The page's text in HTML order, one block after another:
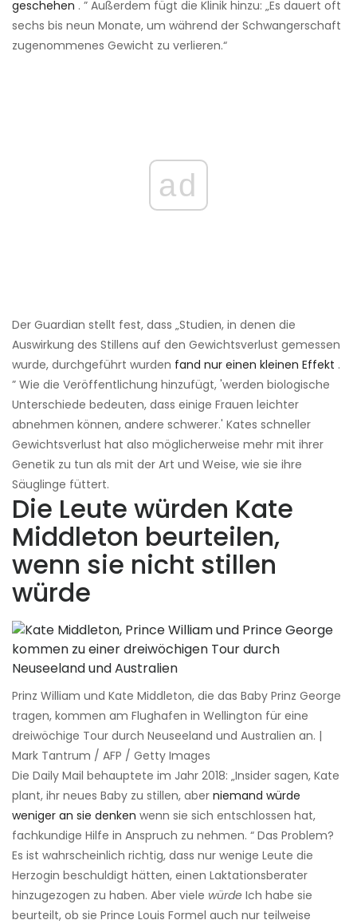
geschehen . ” Außerdem fügt die Klinik hinzu: „Es dauert oft
sechs bis neun Monate, um während der Schwangerschaft
zugenommenes Gewicht zu verlieren.“
ad
Der Guardian stellt fest, dass „Studien, in denen die
Auswirkung des Stillens auf den Gewichtsverlust gemessen
wurde, durchgeführt wurden fand nur einen kleinen Effekt .
” Wie die Veröffentlichung hinzufügt, 'werden biologische
Unterschiede bedeuten, dass einige Frauen leichter
abnehmen können, andere schwerer.' Kates schneller
Gewichtsverlust hat also möglicherweise mehr mit ihrer
Genetik zu tun als mit der Art und Weise, wie sie ihre
Säuglinge füttert.
Die Leute würden Kate
Middleton beurteilen,
wenn sie nicht stillen
würde
Prinz William und Kate Middleton, die das Baby Prinz George
tragen, kommen am Flughafen in Wellington für eine
dreiwöchige Tour durch Neuseeland und Australien an. |
Mark Tantrum / AFP / Getty Images
Die Daily Mail behauptete im Jahr 2018: „Insider sagen, Kate
plant, ihr neues Baby zu stillen, aber niemand würde
weniger an sie denken wenn sie sich entschlossen hat,
fachkundige Hilfe in Anspruch zu nehmen. “ Das Problem?
Es ist wahrscheinlich richtig, dass nur wenige Leute die
Herzogin beschuldigt hätten, einen Laktationsberater
hinzugezogen zu haben. Aber viele würde Ich habe sie
beurteilt, ob sie Prince Louis Formel auch nur teilweise